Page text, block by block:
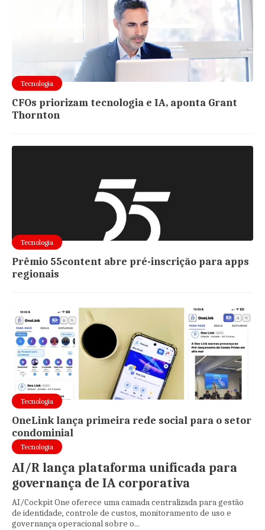
Tecnologia
CFOs priorizam tecnologia e IA, aponta Grant
Thornton
Tecnologia
Prêmio 55content abre pré-inscrição para apps
regionais
Tecnologia
OneLink lança primeira rede social para o setor
condominial
Tecnologia
AI/R lança plataforma unificada para
governança de IA corporativa
AI/Cockpit One oferece uma camada centralizada para gestão
de identidade, controle de custos, monitoramento de uso e
governança operacional sobre o...